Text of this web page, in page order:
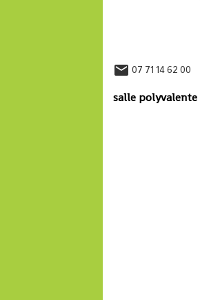
07 71 14 62 00
salle polyvalente